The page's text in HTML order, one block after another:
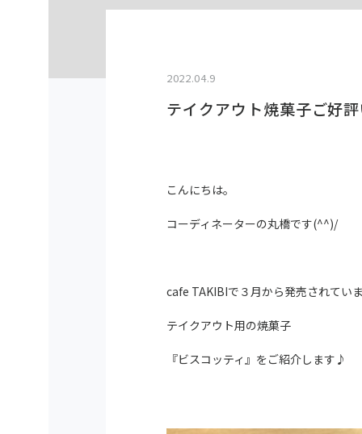
2022.04.9
テイクアウト焼菓子ご好
こんにちは。
コーディネーターの丸橋です(^^)/
cafe TAKIBIで３月から発売されてい
テイクアウト用の焼菓子
『ビスコッティ』をご紹介します♪